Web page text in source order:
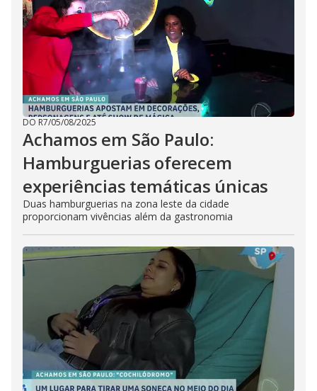
DO R7/05/08/2025
Achamos em São Paulo:
Hamburguerias oferecem
experiências temáticas únicas
Duas hamburguerias na zona leste da cidade
proporcionam vivências além da gastronomia